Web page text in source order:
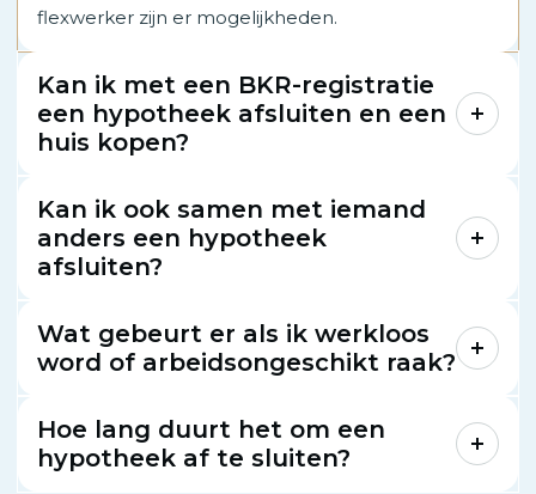
flexwerker zijn er mogelijkheden.
Kan ik met een BKR-registratie
een hypotheek afsluiten en een
huis kopen?
Kan ik ook samen met iemand
anders een hypotheek
afsluiten?
Wat gebeurt er als ik werkloos
word of arbeidsongeschikt raak?
Hoe lang duurt het om een
hypotheek af te sluiten?